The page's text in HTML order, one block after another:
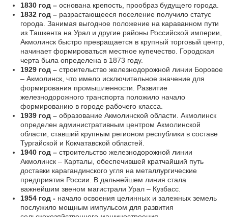
1830 год – основана крепость, прообраз будущего города.
1832 год – разрастающееся поселение получило статус
города. Занимая выгодное положение на караванном пути
из Ташкента на Урал и другие районы Российской империи,
Акмолинск быстро превращается в крупный торговый центр,
начинает формироваться местное купечество. Городская
черта была определена в 1873 году.
1929 год – строительство железнодорожной линии Боровое
– Акмолинск, что имело исключительное значение для
формирования промышленности. Развитие
железнодорожного транспорта положило начало
формированию в городе рабочего класса.
1939 год – образование Акмолинской области. Акмолинск
определен административным центром Акмолинской
области, ставший крупным регионом республики в составе
Тургайской и Кокчатавской областей.
1940 год – строительство железнодорожной линии
Акмолинск – Карталы, обеспечившей кратчайший путь
доставки карагандинского угля на металлургические
предприятия России. В дальнейшем линия стала
важнейшим звеном магистрали Урал – Кузбасс.
1954 год - начало освоения целинных и залежных земель
послужило мощным импульсом для развития